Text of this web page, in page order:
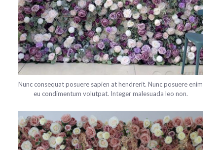
Nunc consequat posuere sapien at hendrerit. Nunc posuere enim
eu condimentum volutpat. Integer malesuada leo non.